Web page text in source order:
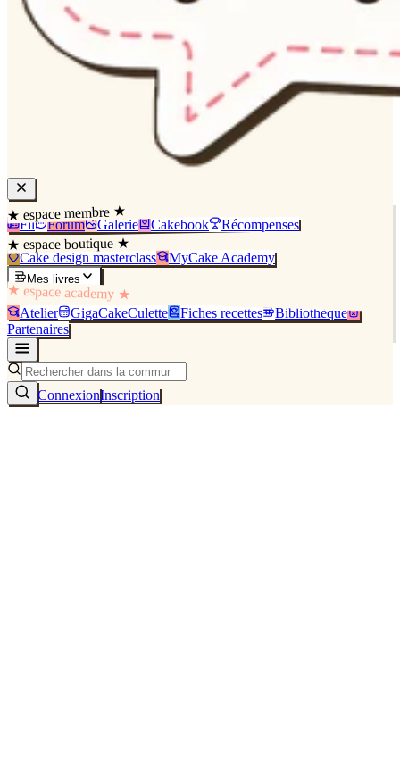
★ espace membre ★
Fil Forum Galerie Cakebook Récompenses
★ espace boutique ★
Cake design masterclass MyCake Academy
Mes livres
★ espace academy ★
Atelier GigaCakeCulette Fiches recettes
Bibliothèque
Partenaires
ConnexionInscription